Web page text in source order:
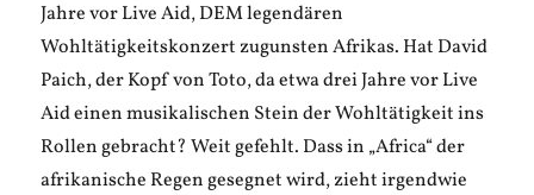
Jahre vor Live Aid, DEM legendären
Wohltätigkeitskonzert zugunsten Afrikas. Hat David
Paich, der Kopf von Toto, da etwa drei Jahre vor Live
Aid einen musikalischen Stein der Wohltätigkeit ins
Rollen gebracht? Weit gefehlt. Dass in „Africa“ der
afrikanische Regen gesegnet wird, zieht irgendwie